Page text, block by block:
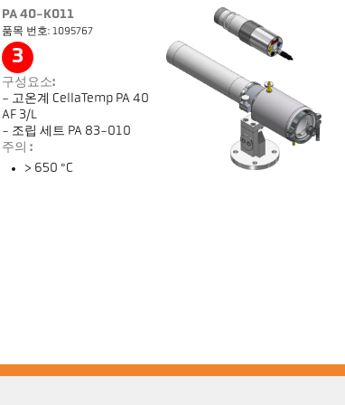
PA 40-K011
품목 번호: 1095767
3
구성요소:
- 고온계 CellaTemp PA 40
AF 3/L
- 조립 세트 PA 83-010
주의 :
> 650 °C